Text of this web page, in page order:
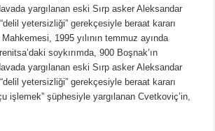
yargılanan eski Sırp asker Aleksandar
yetersizliği” gerekçesiyle beraat kararı
1995 yılının temmuz ayında
soykırımda, 900 Boşnak’ın
yargılanan eski Sırp asker Aleksandar
yetersizliği” gerekçesiyle beraat kararı
işlemek” şüphesiyle yargılanan Cvetkoviç’in,